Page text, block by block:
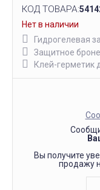
КОД ТОВАРА:
Нет в наличии
Гидрогелевая
Защитное
Клей-герметик
Вы получите
продажу